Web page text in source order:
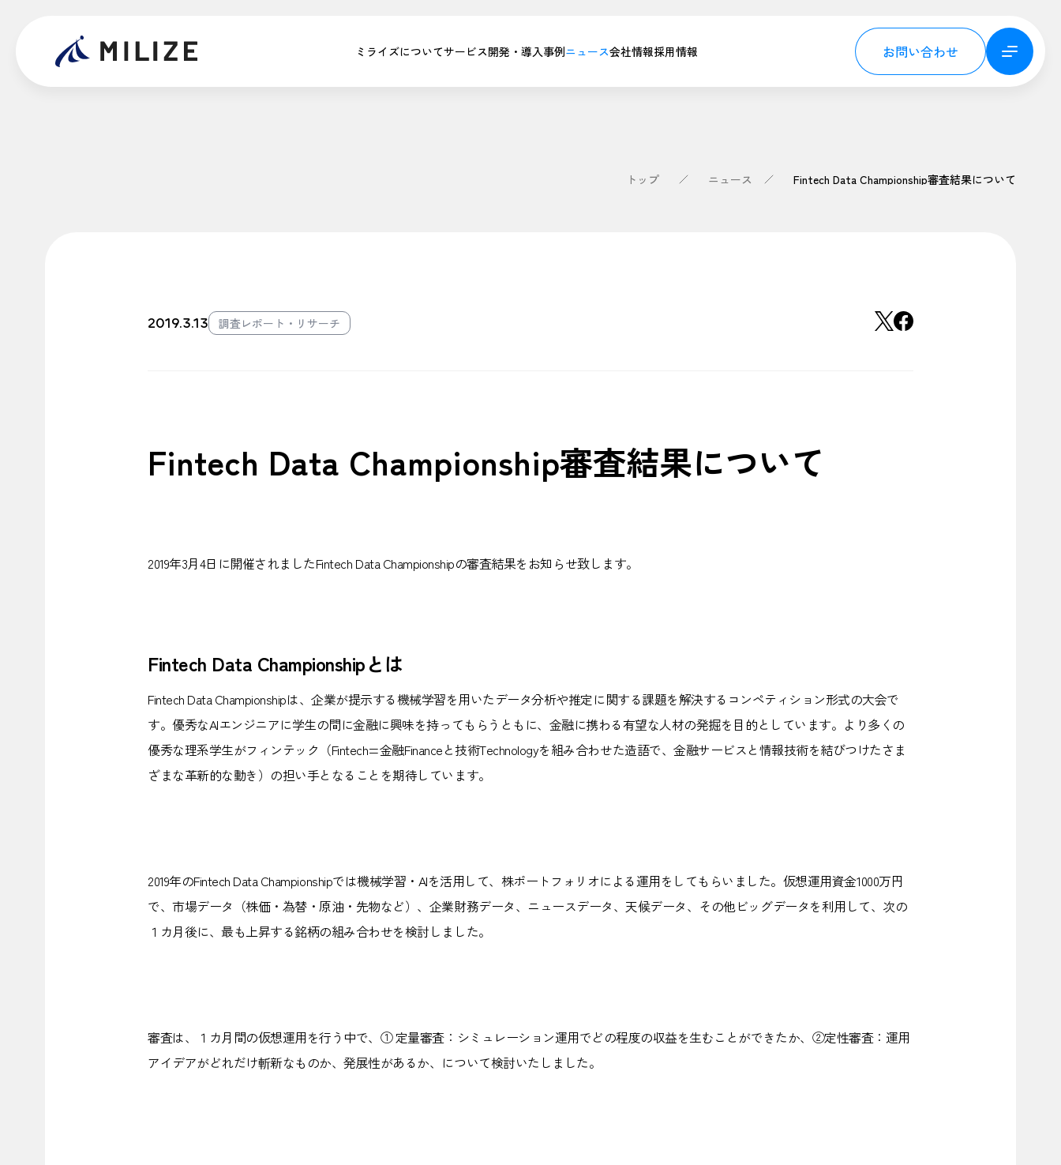
ミライズについてサービス開発・導入事例ニュース会社情報採用情報 お問い合わせ
トップ ニュース Fintech Data Championship審査結果について
2019.3.13 調査レポート・リサーチ
Fintech Data Championship審査結果について
2019年3月4日に開催されましたFintech Data Championshipの審査結果をお知らせ致します。
Fintech Data Championshipとは
Fintech Data Championshipは、企業が提示する機械学習を用いたデータ分析や推定に関する課題を解決するコンペティション形式の大会で
す。優秀なAIエンジニアに学生の間に金融に興味を持ってもらうともに、金融に携わる有望な人材の発掘を目的としています。より多くの
優秀な理系学生がフィンテック（Fintech=金融Financeと技術Technologyを組み合わせた造語で、金融サービスと情報技術を結びつけたさま
ざまな革新的な動き）の担い手となることを期待しています。
2019年のFintech Data Championshipでは機械学習・AIを活用して、株ポートフォリオによる運用をしてもらいました。仮想運用資金1000万円
で、市場データ（株価・為替・原油・先物など）、企業財務データ、ニュースデータ、天候データ、その他ビッグデータを利用して、次の
１カ月後に、最も上昇する銘柄の組み合わせを検討しました。
審査は、１カ月間の仮想運用を行う中で、① 定量審査：シミュレーション運用でどの程度の収益を生むことができたか、②定性審査：運用
アイデアがどれだけ斬新なものか、発展性があるか、について検討いたしました。